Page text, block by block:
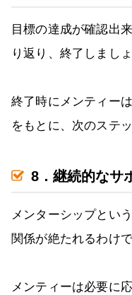
目標の達成が確認出
り返り、終了しましょ
終了時にメンティー
をもとに、次のステ
8．継続的なサ
メンターシップとい
関係が絶たれるわけ
メンティーは必要に